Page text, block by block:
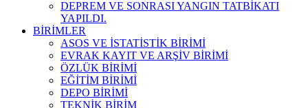
DEPREM VE SONRASI YANGIN TATBİKATI
YAPILDI.
BİRİMLER
ASOS VE İSTATİSTİK BİRİMİ
EVRAK KAYIT VE ARŞİV BİRİMİ
ÖZLÜK BİRİMİ
EĞİTİM BİRİMİ
DEPO BİRİMİ
TEKNİK BİRİM